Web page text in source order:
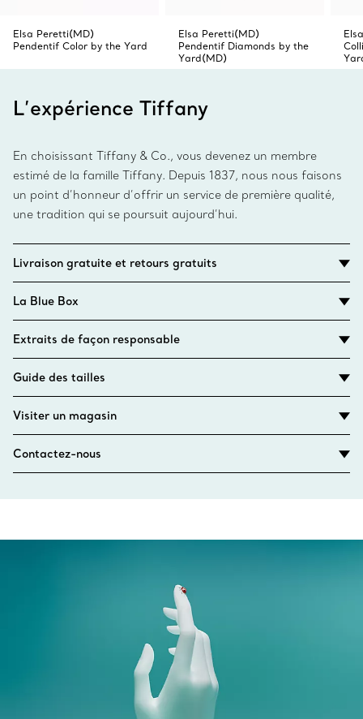
Elsa Peretti(MD)
Pendentif Color by the Yard
Elsa Peretti(MD)
Pendentif Diamonds by the
Yard(MD)
L’expérience Tiffany
En choisissant Tiffany & Co., vous devenez un membre
estimé de la famille Tiffany. Depuis 1837, nous nous faisons
un point d’honneur d’offrir un service de première qualité,
une tradition qui se poursuit aujourd’hui.
Livraison gratuite et retours gratuits
La Blue Box
Extraits de façon responsable
Guide des tailles
Visiter un magasin
Contactez-nous